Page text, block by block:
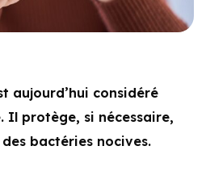
aujourd’hui considéré
Il protège, si nécessaire,
bactéries nocives.